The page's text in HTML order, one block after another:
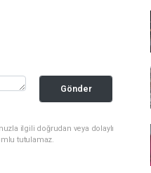
Gönder
ilgili doğrudan veya dolaylı
tutulamaz.